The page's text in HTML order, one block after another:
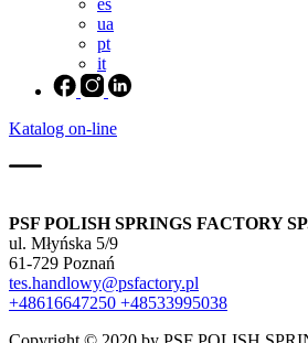
es
ua
pt
it
Katalog on-line
PSF POLISH SPRINGS FACTORY
ul. Młyńska 5/9
61-729 Poznań
tes.handlowy@psfactory.pl
+48616647250 +48533995038